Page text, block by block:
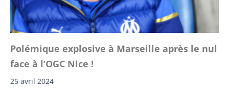
Polémique explosive à Marseille après le nul
face à l’OGC Nice !
25 avril 2024